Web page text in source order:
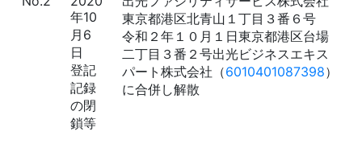
年10
月6
日
登記
記録
の閉
鎖等
東京都港区北青山１丁目３番６号
令和２年１０月１日東京都港区台場
二丁目３番２号出光ビジネスエキス
パート株式会社（6010401087398）
に合併し解散